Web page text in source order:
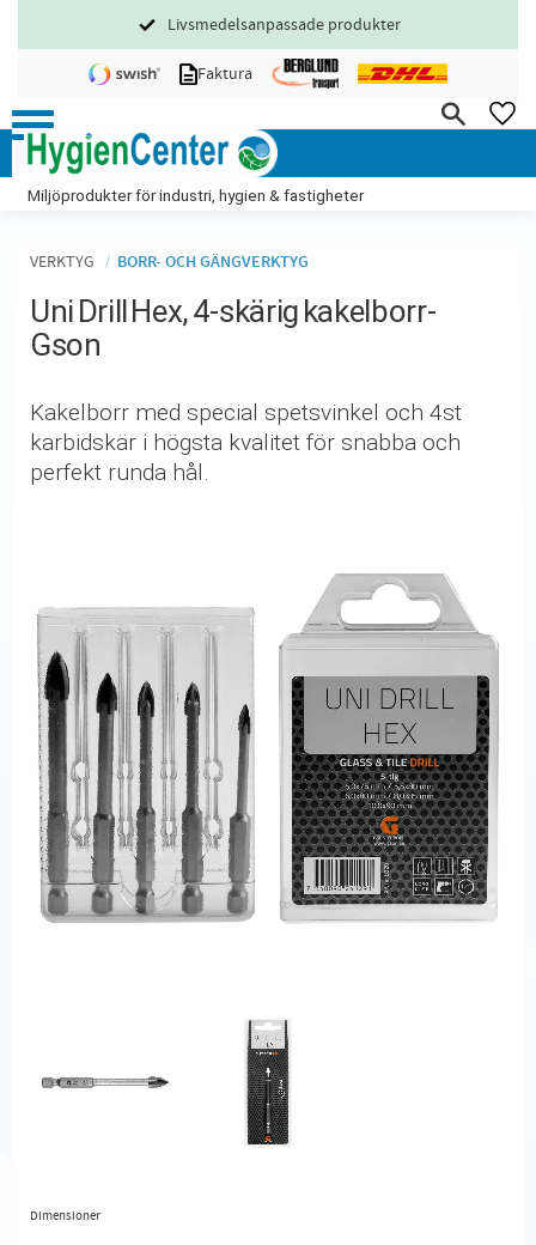
Meny
Livsmedelsanpassade produkter
Faktura
Miljöprodukter för industri, hygien & fastigheter
VERKTYG BORR- OCH GÄNGVERKTYG
Uni Drill Hex, 4-skärig kakelborr-
Gson
​Kakelborr med special spetsvinkel och 4st
karbidskär i högsta kvalitet för snabba och
perfekt runda hål.
Dimensioner